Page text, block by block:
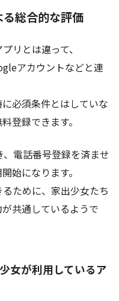
総合的な評価
リとは違って、
アカウントなどと連
必須条件とはしていな
登録できます。
電話番号登録を済ませ
始になります。
ために、家出少女たち
共通しているようで
女が利用しているア